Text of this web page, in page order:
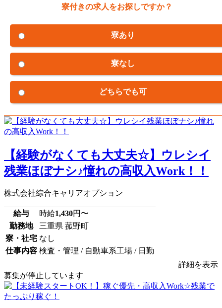
寮付きの求人をお探しですか？
寮あり
寮なし
どちらでも可
【経験がなくても大丈夫☆】ウレシイ
残業ほぼナシ♪憧れの高収入Work！！
株式会社綜合キャリアオプション
給与 時給1,430円〜
勤務地
三重県 菰野町
寮・社宅 なし
仕事内容 検査・管理 / 自動車系工場 / 日勤
詳細を表示
募集が停止しています